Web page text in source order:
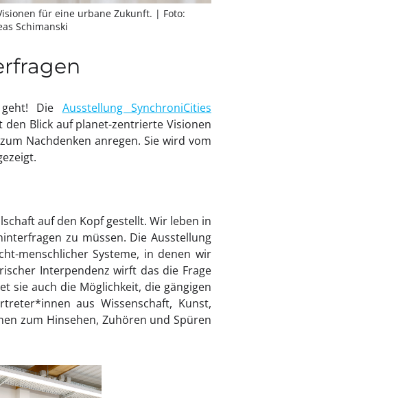
für eine urbane Zukunft. | Foto:
Schimanski
Die Ausstellung SynchroniCities
Blick auf planet-zentrierte Visionen
Nachdenken anregen. Sie wird vom
auf den Kopf gestellt. Wir leben in
zu müssen. Die Ausstellung
menschlicher Systeme, in denen wir
Interpendenz wirft das die Frage
sie auch die Möglichkeit, die gängigen
aus Wissenschaft, Kunst,
zum Hinsehen, Zuhören und Spüren